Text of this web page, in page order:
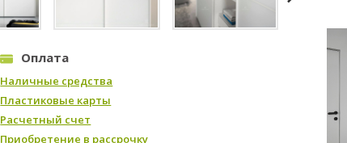
Оплата
Наличные средства
Пластиковые карты
Расчетный счет
Приобретение в рассрочку